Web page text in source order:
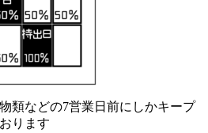
類などの7営業日前にしかキープ
ります